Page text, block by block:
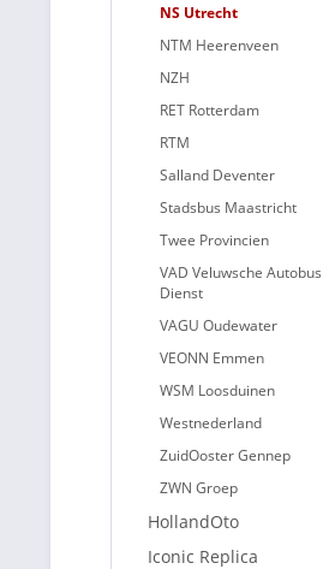
NS Utrecht
NTM Heerenveen
NZH
RET Rotterdam
RTM
Salland Deventer
Stadsbus Maastricht
Twee Provincien
VAD Veluwsche Autobus
Dienst
VAGU Oudewater
VEONN Emmen
WSM Loosduinen
Westnederland
ZuidOoster Gennep
ZWN Groep
HollandOto
Iconic Replica